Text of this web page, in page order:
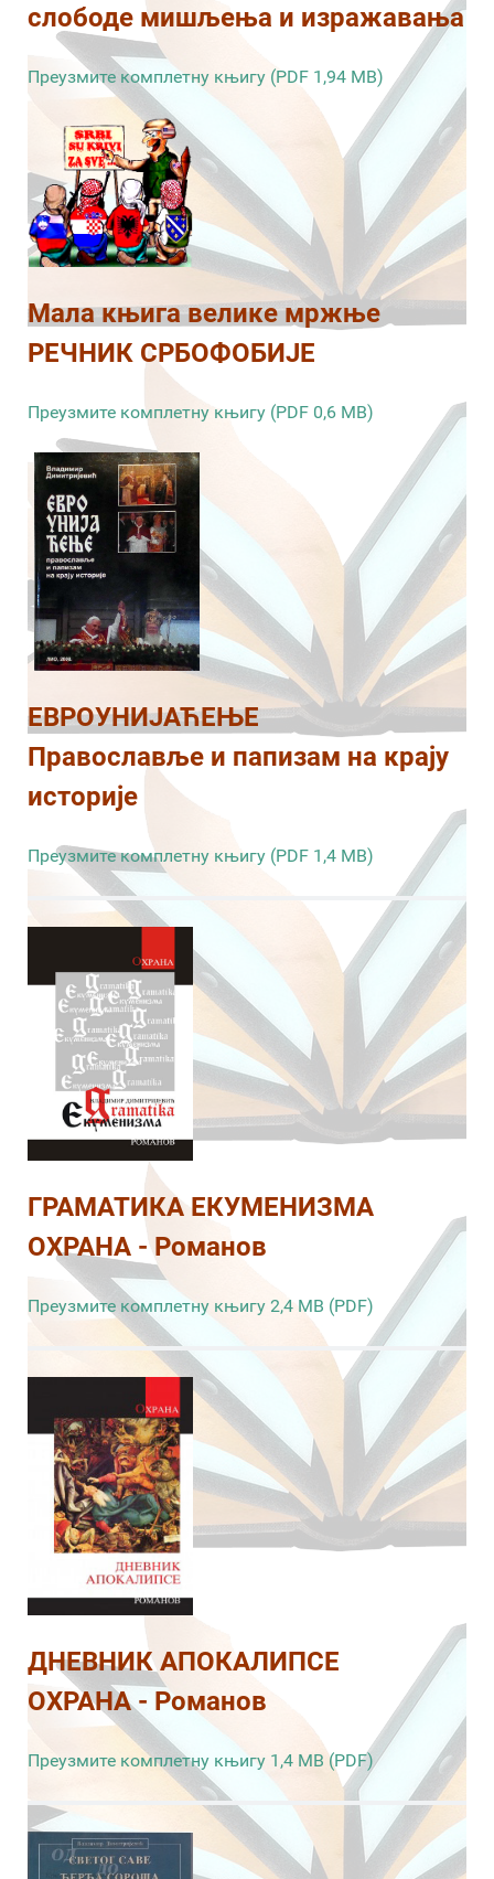
слободе мишљења и изражавања
Преузмите комплетну књигу (PDF 1,94 MB)
Мала књига велике мржње
РЕЧНИК СРБОФОБИЈЕ
Преузмите комплетну књигу (PDF 0,6 MB)
ЕВРОУНИЈАЋЕЊЕ
Православље и папизам на крају
историје
Преузмите комплетну књигу (PDF 1,4 MB)
ГРАМАТИКА ЕКУМЕНИЗМА
ОХРАНА - Романов
Преузмите комплетну књигу 2,4 MB (PDF)
ДНЕВНИК АПОКАЛИПСЕ
ОХРАНА - Романов
Преузмите комплетну књигу 1,4 MB (PDF)